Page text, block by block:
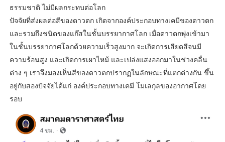
ธรรมชาติ ไม่มีผลกระทบต่อโลก
ปัจจัยที่ส่งผลต่อสีของดาวตก เกิดจากองค์ประกอบทางเคมีของดาวตก
และรวมถึงชนิดของแก๊สในชั้นบรรยากาศโลก เมื่อดาวตกพุ่งเข้ามา
ในชั้นบรรยากาศโลกด้วยความเร็วสูงมาก จะเกิดการเสียดสีจนมี
ความร้อนสูง และเกิดการเผาไหม้ และเปล่งแสงออกมาในช่วงคลื่น
ต่าง ๆ เราจึงมองเห็นสีของดาวตกปรากฏในลักษณะที่แตกต่างกัน ขึ้น
อยู่กับสองปัจจัยได้แก่ องค์ประกอบทางเคมี โมเลกุลของอากาศโดย
รอบ